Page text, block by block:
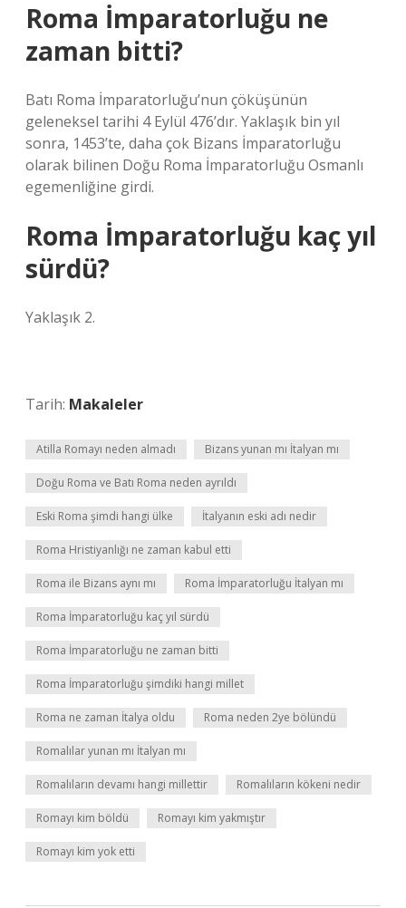
Roma İmparatorluğu ne
zaman bitti?
Batı Roma İmparatorluğu’nun çöküşünün
geleneksel tarihi 4 Eylül 476’dır. Yaklaşık bin yıl
sonra, 1453’te, daha çok Bizans İmparatorluğu
olarak bilinen Doğu Roma İmparatorluğu Osmanlı
egemenliğine girdi.
Roma İmparatorluğu kaç yıl
sürdü?
Yaklaşık 2.
Tarih: Makaleler
Atilla Romayı neden almadı Bizans yunan mı İtalyan mı
Doğu Roma ve Batı Roma neden ayrıldı
Eski Roma şimdi hangi ülke İtalyanın eski adı nedir
Roma Hristiyanlığı ne zaman kabul etti
Roma ile Bizans aynı mı Roma İmparatorluğu İtalyan mı
Roma İmparatorluğu kaç yıl sürdü
Roma İmparatorluğu ne zaman bitti
Roma İmparatorluğu şimdiki hangi millet
Roma ne zaman İtalya oldu Roma neden 2ye bölündü
Romalılar yunan mı İtalyan mı
Romalıların devamı hangi millettir Romalıların kökeni nedir
Romayı kim böldü Romayı kim yakmıştır
Romayı kim yok etti